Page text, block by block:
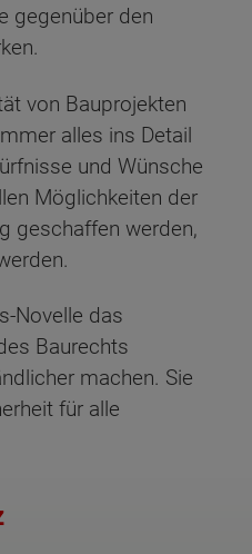
gegenüber den
von Bauprojekten
alles ins Detail
und Wünsche
Möglichkeiten der
geschaffen werden,
Novelle das
Baurechts
machen. Sie
für alle